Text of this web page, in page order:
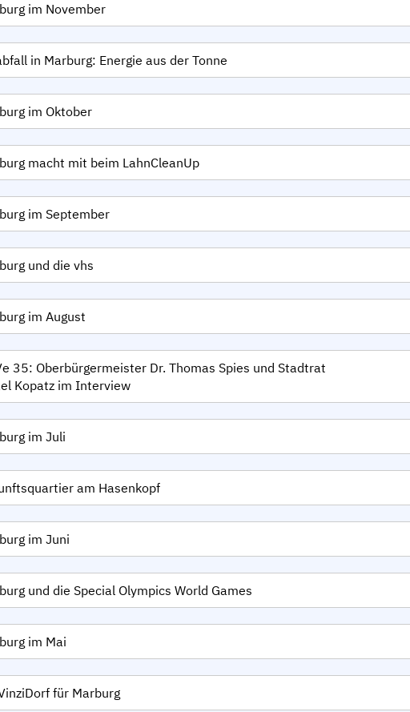
im November
in Marburg: Energie aus der Tonne
im Oktober
macht mit beim LahnCleanUp
im September
und die vhs
im August
35: Oberbürgermeister Dr. Thomas Spies und Stadtrat
Kopatz im Interview
im Juli
am Hasenkopf
im Juni
und die Special Olympics World Games
im Mai
für Marburg